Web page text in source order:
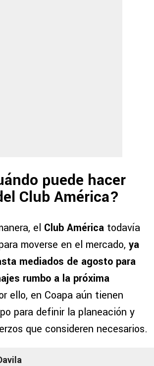
puede hacer
Club América?
el Club América todavía
moverse en el mercado, ya
mediados de agosto para
rumbo a la próxima
ello, en Coapa aún tienen
para definir la planeación y
que consideren necesarios.